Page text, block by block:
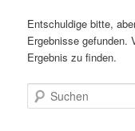
Entschuldige bitte,
Ergebnisse gefunden.
Ergebnis zu finden.
Suchen